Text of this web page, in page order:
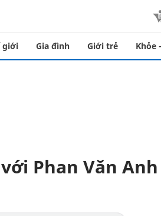
giới Gia đình Giới trẻ Khỏe
Phan Văn